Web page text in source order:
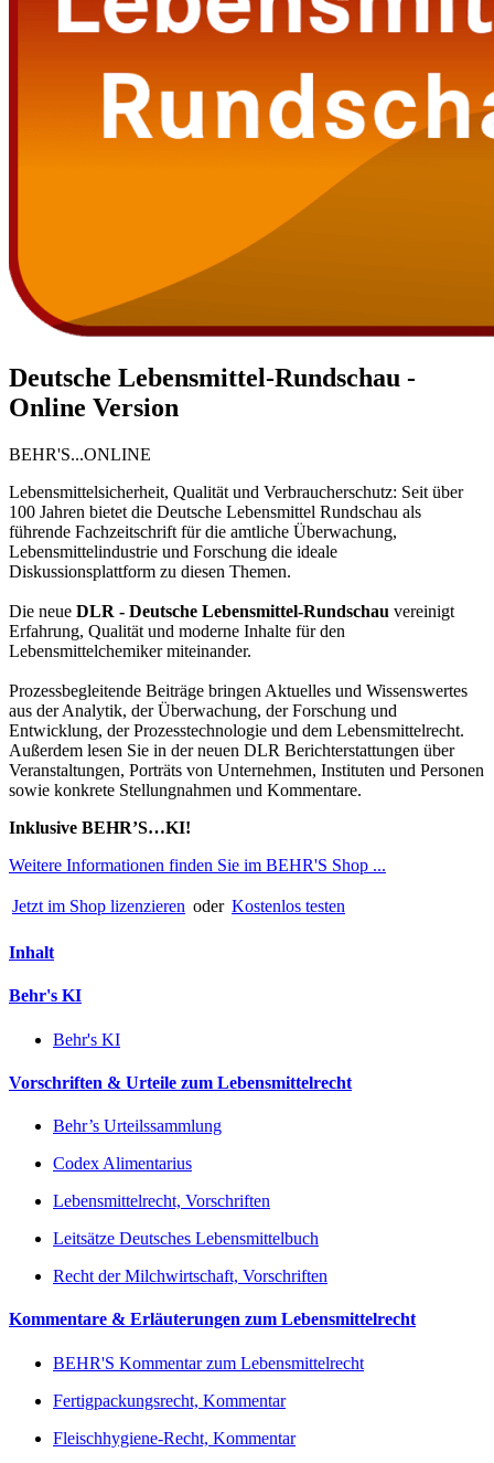
Deutsche Lebensmittel-Rundschau -
Online Version
BEHR'S...ONLINE
Lebensmittelsicherheit, Qualität und Verbraucherschutz: Seit über
100 Jahren bietet die Deutsche Lebensmittel Rundschau als
führende Fachzeitschrift für die amtliche Überwachung,
Lebensmittelindustrie und Forschung die ideale
Diskussionsplattform zu diesen Themen.
Die neue DLR - Deutsche Lebensmittel-Rundschau vereinigt
Erfahrung, Qualität und moderne Inhalte für den
Lebensmittelchemiker miteinander.
Prozessbegleitende Beiträge bringen Aktuelles und Wissenswertes
aus der Analytik, der Überwachung, der Forschung und
Entwicklung, der Prozesstechnologie und dem Lebensmittelrecht.
Außerdem lesen Sie in der neuen DLR Berichterstattungen über
Veranstaltungen, Porträts von Unternehmen, Instituten und Personen
sowie konkrete Stellungnahmen und Kommentare.
Inklusive BEHR’S…KI!
Weitere Informationen finden Sie im BEHR'S Shop ...
Jetzt im Shop lizenzieren oder Kostenlos testen
Inhalt
Behr's KI
Behr's KI
Vorschriften & Urteile zum Lebensmittelrecht
Behr’s Urteilssammlung
Codex Alimentarius
Lebensmittelrecht, Vorschriften
Leitsätze Deutsches Lebensmittelbuch
Recht der Milchwirtschaft, Vorschriften
Kommentare & Erläuterungen zum Lebensmittelrecht
BEHR'S Kommentar zum Lebensmittelrecht
Fertigpackungsrecht, Kommentar
Fleischhygiene-Recht, Kommentar